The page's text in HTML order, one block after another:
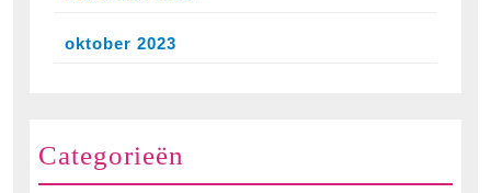
oktober 2023
Categorieën